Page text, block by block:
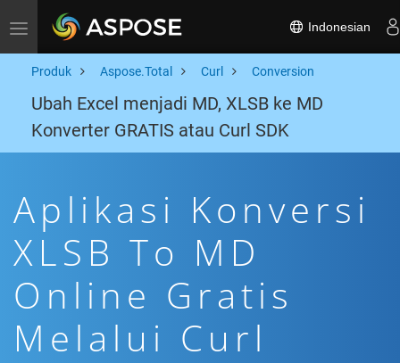
Toggle navigation Indonesian
Produk Aspose.Total Curl Conversion
Ubah Excel menjadi MD, XLSB ke MD
Konverter GRATIS atau Curl SDK
Aplikasi Konversi
XLSB To MD
Online Gratis
Melalui Curl